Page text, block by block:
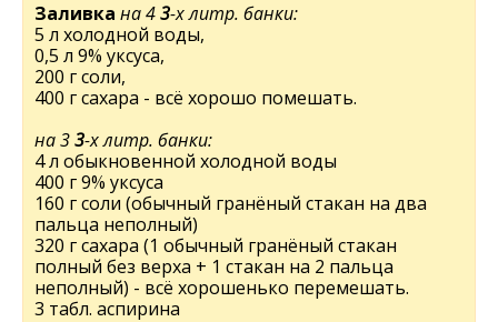
Заливка на 43-х литр. банки:
5 л холодной воды,
0,5 л 9% уксуса,
200 г соли,
400 г сахара - всё хорошо помешать.
на 33-х литр. банки:
4 л обыкновенной холодной воды
400 г 9% уксуса
160 г соли (обычный гранёный стакан на два
пальца неполный)
320 г сахара (1 обычный гранёный стакан
полный без верха + 1 стакан на 2 пальца
неполный) - всё хорошенько перемешать.
3 табл. аспирина